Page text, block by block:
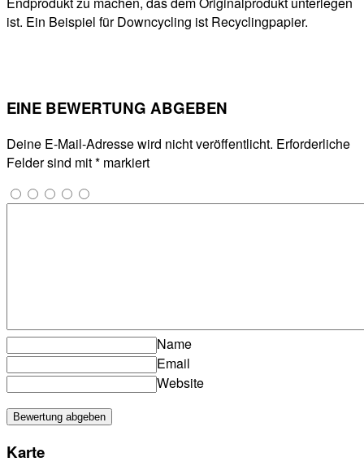
ist. Ein Beispiel für Downcycling ist Recyclingpapier.
EINE BEWERTUNG ABGEBEN
Deine E-Mail-Adresse wird nicht veröffentlicht. Erforderliche
Felder sind mit* markiert
Name
Email
Website
Karte